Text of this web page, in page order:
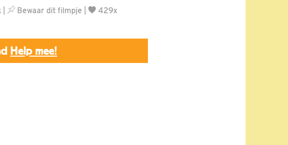
Bewaar dit filmpje
429x
Help mee!